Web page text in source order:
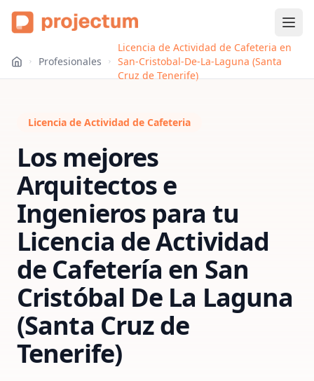
Profesionales
Licencia de Actividad de Cafeteria en
San-Cristobal-De-La-Laguna (Santa
Cruz de Tenerife)
Licencia de Actividad de Cafeteria
Los mejores
Arquitectos e
Ingenieros para tu
Licencia de Actividad
de Cafetería en San
Cristóbal De La Laguna
(Santa Cruz de
Tenerife)